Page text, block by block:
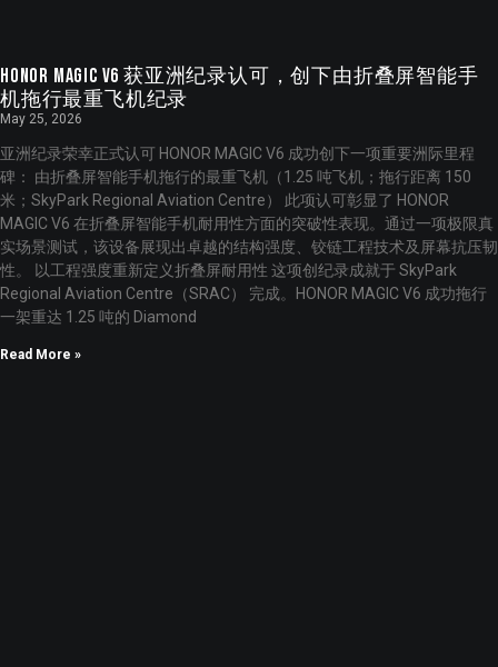
HONOR MAGIC V6 获亚洲纪录认可，创下由折叠屏智能手
机拖行最重飞机纪录
May 25, 2026
亚洲纪录荣幸正式认可 HONOR MAGIC V6 成功创下一项重要洲际里程
碑： 由折叠屏智能手机拖行的最重飞机（1.25 吨飞机；拖行距离 150
米；SkyPark Regional Aviation Centre） 此项认可彰显了 HONOR
MAGIC V6 在折叠屏智能手机耐用性方面的突破性表现。通过一项极限真
实场景测试，该设备展现出卓越的结构强度、铰链工程技术及屏幕抗压韧
性。 以工程强度重新定义折叠屏耐用性 这项创纪录成就于 SkyPark
Regional Aviation Centre（SRAC） 完成。HONOR MAGIC V6 成功拖行
一架重达 1.25 吨的 Diamond
Read More »